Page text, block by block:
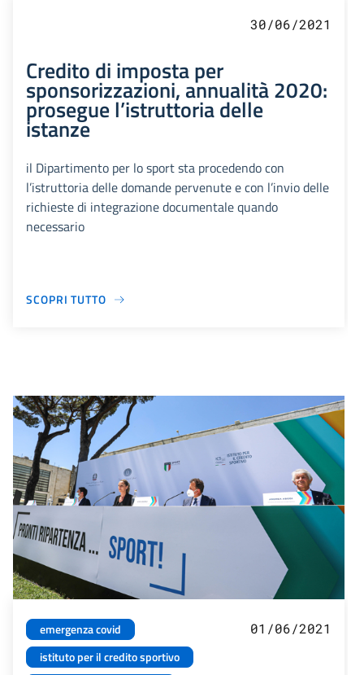
30/06/2021
Credito di imposta per
sponsorizzazioni, annualità 2020:
prosegue l’istruttoria delle
istanze
il Dipartimento per lo sport sta procedendo con
l’istruttoria delle domande pervenute e con l’invio delle
richieste di integrazione documentale quando
necessario
SCOPRI TUTTO
emergenza covid
istituto per il credito sportivo
01/06/2021